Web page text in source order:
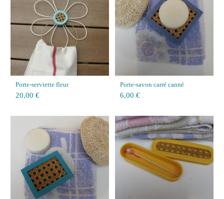
Porte-serviette fleur
20,00 €
Porte-savon carré canné
6,00 €